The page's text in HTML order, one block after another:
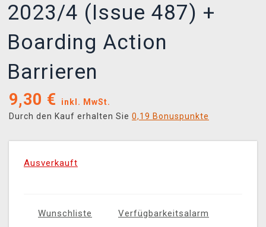
2023/4 (Issue 487) +
Boarding Action
Barrieren
9,30 €
inkl. MwSt.
Durch den Kauf erhalten Sie 0,19 Bonuspunkte
Ausverkauft
Wunschliste Verfügbarkeitsalarm